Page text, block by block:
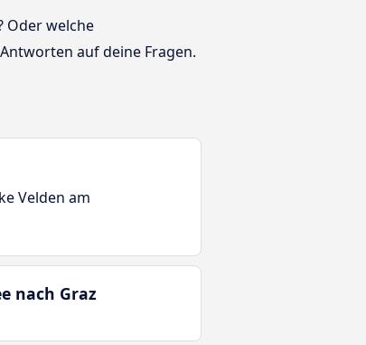
Oder welche
auf deine Fragen.
Velden am
nach Graz